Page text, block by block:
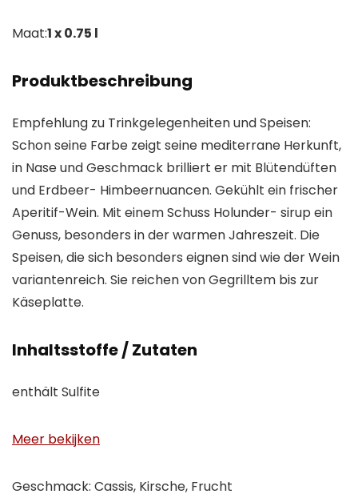
Maat:1 x 0.75 l
Produktbeschreibung
Empfehlung zu Trinkgelegenheiten und Speisen:
Schon seine Farbe zeigt seine mediterrane Herkunft,
in Nase und Geschmack brilliert er mit Blütendüften
und Erdbeer- Himbeernuancen. Gekühlt ein frischer
Aperitif-Wein. Mit einem Schuss Holunder- sirup ein
Genuss, besonders in der warmen Jahreszeit. Die
Speisen, die sich besonders eignen sind wie der Wein
variantenreich. Sie reichen von Gegrilltem bis zur
Käseplatte.
Inhaltsstoffe / Zutaten
enthält Sulfite
Meer bekijken
Geschmack: Cassis, Kirsche, Frucht